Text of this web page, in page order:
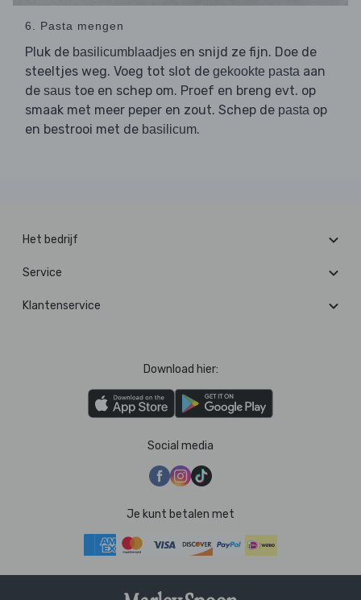
6. Pasta mengen
Pluk de basilicumblaadjes en snijd ze fijn. Doe de
steeltjes weg. Voeg tot slot de gekookte pasta aan
de saus toe en schep om. Proef en breng evt. op
smaak met meer peper en zout. Schep de pasta op
en bestrooi met de basilicum.
Het bedrijf
Service
Klantenservice
Download hier:
Social media
Je kunt betalen met